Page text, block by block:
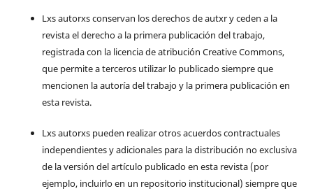
Lxs autorxs conservan los derechos de autxr y ceden a la
revista el derecho a la primera publicación del trabajo,
registrada con la licencia de atribución Creative Commons,
que permite a terceros utilizar lo publicado siempre que
mencionen la autoría del trabajo y la primera publicación en
esta revista.
Lxs autorxs pueden realizar otros acuerdos contractuales
independientes y adicionales para la distribución no exclusiva
de la versión del artículo publicado en esta revista (por
ejemplo, incluirlo en un repositorio institucional) siempre que